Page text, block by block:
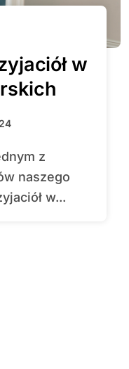
w
naszego
w...